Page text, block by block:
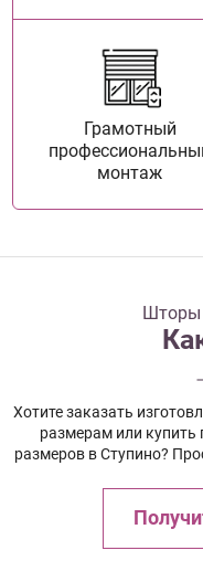
Грамотный
монтаж
Шторы
Хотите заказать
размерам или купить
размеров в Ступино?